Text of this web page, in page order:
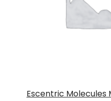
Escentric Molecules